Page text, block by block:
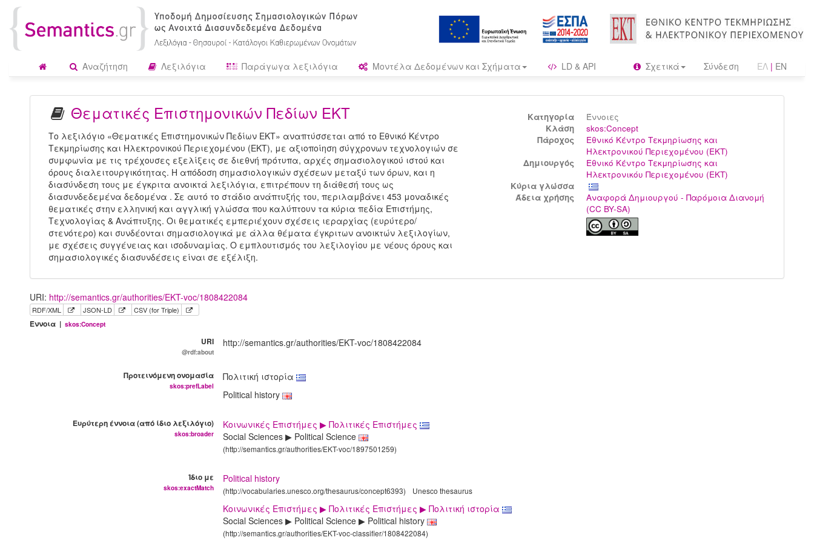
Αναζήτηση Λεξιλόγια Παράγωγα λεξιλόγια Μοντέλα Δεδομένων και Σχήματα LD & API Σχετικά Σύνδεση ΕΛ | EN
Θεματικές Επιστημονικών Πεδίων ΕΚΤ
Το λεξιλόγιο «Θεματικές Επιστημονικών Πεδίων ΕΚΤ» αναπτύσσεται από το Εθνικό Κέντρο
Τεκμηρίωσης και Ηλεκτρονικού Περιεχομένου (ΕΚΤ), με αξιοποίηση σύγχρονων τεχνολογιών σε
συμφωνία με τις τρέχουσες εξελίξεις σε διεθνή πρότυπα, αρχές σημασιολογικού ιστού και
όρους διαλειτουργικότητας. Η απόδοση σημασιολογικών σχέσεων μεταξύ των όρων, και η
διασύνδεση τους με έγκριτα ανοικτά λεξιλόγια, επιτρέπουν τη διάθεσή τους ως
διασυνδεδεμένα δεδομένα . Σε αυτό το στάδιο ανάπτυξής του, περιλαμβάνει 453 μοναδικές
θεματικές στην ελληνική και αγγλική γλώσσα που καλύπτουν τα κύρια πεδία Επιστήμης,
Τεχνολογίας & Ανάπτυξης. Οι θεματικές εμπεριέχουν σχέσεις ιεραρχίας (ευρύτερο/
στενότερο) και συνδέονται σημασιολογικά με άλλα θέματα έγκριτων ανοικτών λεξιλογίων,
με σχέσεις συγγένειας και ισοδυναμίας. Ο εμπλουτισμός του λεξιλογίου με νέους όρους και
σημασιολογικές διασυνδέσεις είναι σε εξέλιξη.
Κατηγορία
Έννοιες
Kλάση
skos:Concept
Πάροχος
Εθνικό Κέντρο Τεκμηρίωσης και
Ηλεκτρονικού Περιεχομένου (ΕΚΤ)
Δημιουργός
Εθνικό Κέντρο Τεκμηρίωσης και
Ηλεκτρονικόυ Περιεχομένου (ΕΚΤ)
Κύρια γλώσσα
Άδεια χρήσης
Αναφορά Δημιουργού - Παρόμοια Διανομή
(CC BY-SA)
URI: http://semantics.gr/authorities/EKT-voc/1808422084
RDF/XML JSON-LD CSV (for Triple)
Έννοια | skos:Concept
URI
@rdf:about
http://semantics.gr/authorities/EKT-voc/1808422084
Προτεινόμενη ονομασία
skos:prefLabel
Πολιτική ιστορία
Political history
Ευρύτερη έννοια (από ίδιο λεξιλόγιο)
skos:broader
Κοινωνικές Επιστήμες ▶ Πολιτικές Επιστήμες
Social Sciences ▶ Political Science
(http://semantics.gr/authorities/EKT-voc/1897501259)
Ίδιο με
skos:exactMatch
Political history
(http://vocabularies.unesco.org/thesaurus/concept6393) Unesco thesaurus
Κοινωνικές Επιστήμες ▶ Πολιτικές Επιστήμες ▶ Πολιτική ιστορία
Social Sciences ▶ Political Science ▶ Political history
(http://semantics.gr/authorities/EKT-voc-classifier/1808422084)